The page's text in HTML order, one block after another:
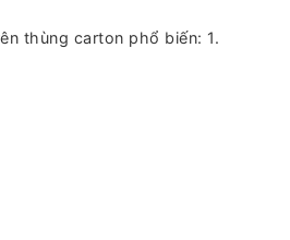
thùng carton phổ biến: 1.